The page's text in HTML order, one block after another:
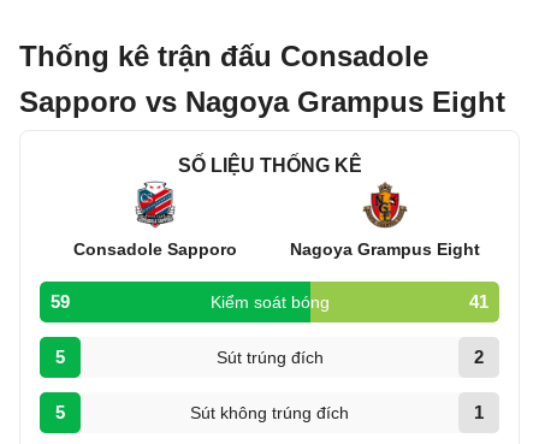
Thống kê trận đấu Consadole
Sapporo vs Nagoya Grampus Eight
SỐ LIỆU THỐNG KÊ
Consadole Sapporo Nagoya Grampus Eight
59 Kiểm soát bóng 41
5 Sút trúng đích 2
5 Sút không trúng đích 1